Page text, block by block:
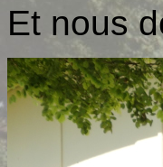
Et nous